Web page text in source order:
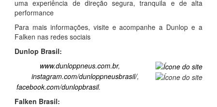
uma experiência de direção segura, tranquila e de alta
performance
Para mais informações, visite e acompanhe a Dunlop e a
Falken nas redes sociais
Dunlop Brasil:
www.dunloppneus.com.br,
instagram.com/dunloppneusbrasil/,
facebook.com/dunlopbrasil.
Falken Brasil: